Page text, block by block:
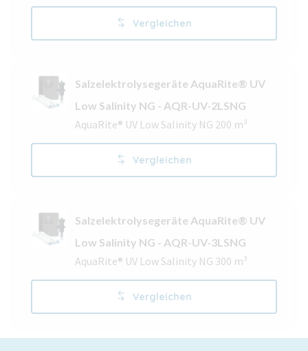
Vergleichen
Salzelektrolysegeräte AquaRite® UV
Low Salinity NG - AQR-UV-2LSNG
AquaRite® UV Low Salinity NG 200 m³
Vergleichen
Salzelektrolysegeräte AquaRite® UV
Low Salinity NG - AQR-UV-3LSNG
AquaRite® UV Low Salinity NG 300 m³
Vergleichen